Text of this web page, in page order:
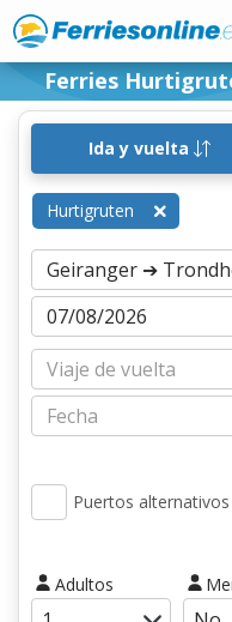
Ferries
Ida y vuelta
Hurtigruten
Puertos alternativos
Adultos